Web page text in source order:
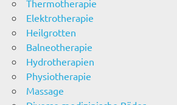
Thermotherapie
Elektrotherapie
Heilgrotten
Balneotherapie
Hydrotherapien
Physiotherapie
Massage